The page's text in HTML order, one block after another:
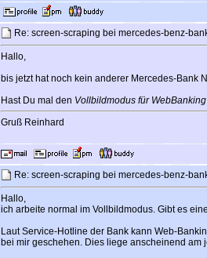
Re: screen-scraping bei mercedes-benz-
Hallo,
bis jetzt hat noch kein anderer Mercedes-Bank
Hast Du mal den Vollbildmodus für WebBanking
Gruß Reinhard
Re: screen-scraping bei mercedes-benz-
Hallo,
ich arbeite normal im Vollbildmodus. Gibt es
Laut Service-Hotline der Bank kann Web-
bei mir geschehen. Dies liege anscheinend am